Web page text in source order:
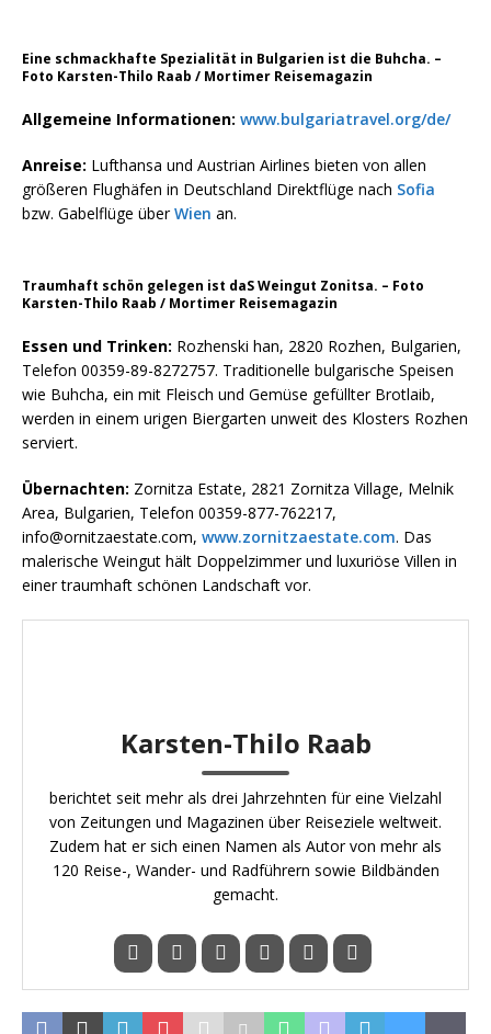
Eine schmackhafte Spezialität in Bulgarien ist die Buhcha. –
Foto Karsten-Thilo Raab / Mortimer Reisemagazin
Allgemeine Informationen: www.bulgariatravel.org/de/
Anreise: Lufthansa und Austrian Airlines bieten von allen
größeren Flughäfen in Deutschland Direktflüge nach Sofia
bzw. Gabelflüge überWien an.
Traumhaft schön gelegen ist daS Weingut Zonitsa. – Foto
Karsten-Thilo Raab / Mortimer Reisemagazin
Essen und Trinken: Rozhenski han, 2820 Rozhen, Bulgarien,
Telefon 00359-89-8272757. Traditionelle bulgarische Speisen
wie Buhcha, ein mit Fleisch und Gemüse gefüllter Brotlaib,
werden in einem urigen Biergarten unweit des Klosters Rozhen
serviert.
Übernachten: Zornitza Estate, 2821 Zornitza Village, Melnik
Area, Bulgarien, Telefon 00359-877-762217,
info@ornitzaestate.com, www.zornitzaestate.com. Das
malerische Weingut hält Doppelzimmer und luxuriöse Villen in
einer traumhaft schönen Landschaft vor.
Karsten-Thilo Raab
berichtet seit mehr als drei Jahrzehnten für eine Vielzahl
von Zeitungen und Magazinen über Reiseziele weltweit.
Zudem hat er sich einen Namen als Autor von mehr als
120 Reise-, Wander- und Radführern sowie Bildbänden
gemacht.